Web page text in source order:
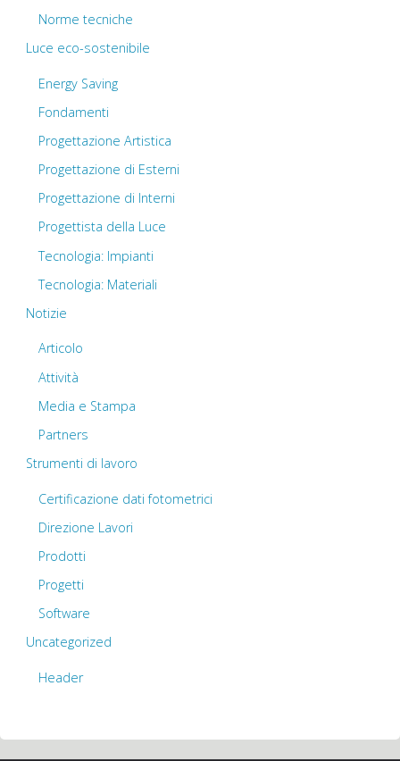
Norme tecniche
Luce eco-sostenibile
Energy Saving
Fondamenti
Progettazione Artistica
Progettazione di Esterni
Progettazione di Interni
Progettista della Luce
Tecnologia: Impianti
Tecnologia: Materiali
Notizie
Articolo
Attività
Media e Stampa
Partners
Strumenti di lavoro
Certificazione dati fotometrici
Direzione Lavori
Prodotti
Progetti
Software
Uncategorized
Header